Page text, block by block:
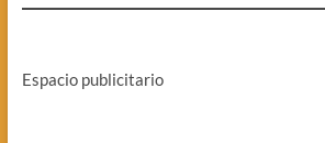
Espacio publicitario